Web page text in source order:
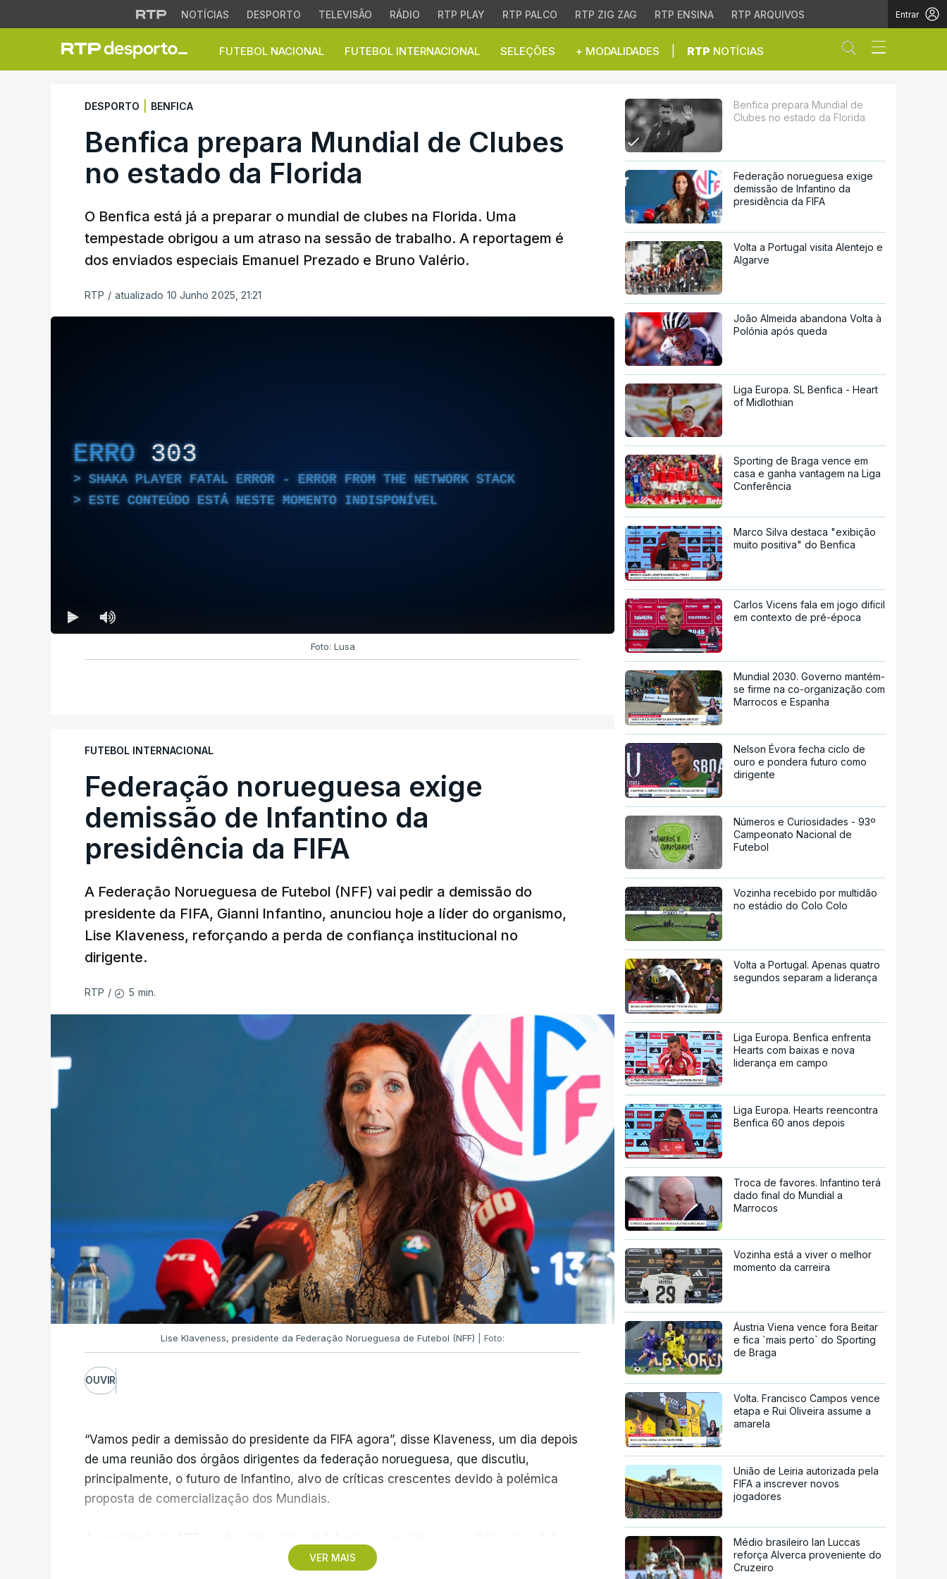
NOTÍCIAS DESPORTO TELEVISÃO RÁDIO RTP PLAY RTP PALCO RTP ZIG ZAG RTP ENSINA RTP ARQUIVOS Entrar
FUTEBOL NACIONAL FUTEBOL INTERNACIONAL SELEÇÕES + MODALIDADES RTP NOTÍCIAS Abrir campo
Benfica prepara Mundial de Clubes no estado da Florida
DESPORTO BENFICA
Benfica prepara Mundial de Clubes
no estado da Florida
O Benfica está já a preparar o mundial de clubes na Florida. Uma
tempestade obrigou a um atraso na sessão de trabalho. A reportagem é
dos enviados especiais Emanuel Prezado e Bruno Valério.
RTP / atualizado 10 Junho 2025, 21:21
ERRO 303
SHAKA PLAYER FATAL ERROR - ERROR FROM THE NETWORK STACK
ESTE CONTEÚDO ESTÁ NESTE MOMENTO INDISPONÍVEL
Foto: Lusa
FUTEBOL INTERNACIONAL
Federação norueguesa exige
demissão de Infantino da
presidência da FIFA
A Federação Norueguesa de Futebol (NFF) vai pedir a demissão do
presidente da FIFA, Gianni Infantino, anunciou hoje a líder do organismo,
Lise Klaveness, reforçando a perda de confiança institucional no
dirigente.
RTP / 5 min.
Lise Klaveness, presidente da Federação Norueguesa de Futebol (NFF) | Foto:
OUVIR
VER MAIS
“Vamos pedir a demissão do presidente da FIFA agora”, disse Klaveness, um dia depois
de uma reunião dos órgãos dirigentes da federação norueguesa, que discutiu,
principalmente, o futuro de Infantino, alvo de críticas crescentes devido à polémica
proposta de comercialização dos Mundiais.
possui a confiança institucional necessária para liderar a FIFA de forma estável no
Benfica prepara Mundial de
Clubes no estado da Florida
Federação norueguesa exige
demissão de Infantino da
presidência da FIFA
Volta a Portugal visita Alentejo e
Algarve
João Almeida abandona Volta à
Polónia após queda
Liga Europa. SL Benfica - Heart
of Midlothian
Sporting de Braga vence em
casa e ganha vantagem na Liga
Conferência
Marco Silva destaca "exibição
muito positiva" do Benfica
Carlos Vicens fala em jogo dificil
em contexto de pré-época
Mundial 2030. Governo mantém-
se firme na co-organização com
Marrocos e Espanha
Nelson Évora fecha ciclo de
ouro e pondera futuro como
dirigente
Números e Curiosidades - 93º
Campeonato Nacional de
Futebol
Vozinha recebido por multidão
no estádio do Colo Colo
Volta a Portugal. Apenas quatro
segundos separam a liderança
Liga Europa. Benfica enfrenta
Hearts com baixas e nova
liderança em campo
Liga Europa. Hearts reencontra
Benfica 60 anos depois
Troca de favores. Infantino terá
dado final do Mundial a
Marrocos
Vozinha está a viver o melhor
momento da carreira
Áustria Viena vence fora Beitar
e fica `mais perto` do Sporting
de Braga
Volta. Francisco Campos vence
etapa e Rui Oliveira assume a
amarela
União de Leiria autorizada pela
FIFA a inscrever novos
jogadores
Médio brasileiro Ian Luccas
reforça Alverca proveniente do
Cruzeiro